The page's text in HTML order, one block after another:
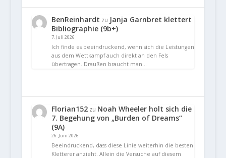
BenReinhardt zu Janja Garnbret klettert
Bibliographie (9b+)
7. Juli 2026
Ich finde es beeindruckend, wenn sich die Leistungen
aus dem Wettkampf auch direkt an den Fels
übertragen. Draußen braucht man…
Florian152zu Noah Wheeler holt sich die
7. Begehung von „Burden of Dreams“
(9A)
26. Juni 2026
Beeindruckend, dass diese Linie weiterhin die besten
Kletterer anzieht. Allein die Versuche auf diesem